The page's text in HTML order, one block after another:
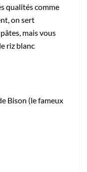
qualités comme
on sert
mais vous
riz blanc
Bison (le fameux